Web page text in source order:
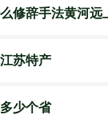
修辞手法黄河远
苏特产
少个省